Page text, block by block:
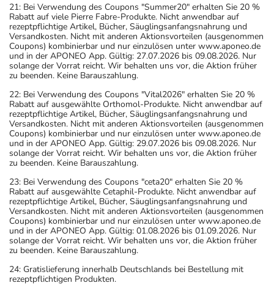
21: Bei Verwendung des Coupons "Summer20" erhalten Sie 20 %
Rabatt auf viele Pierre Fabre-Produkte. Nicht anwendbar auf
rezeptpflichtige Artikel, Bücher, Säuglingsanfangsnahrung und
Versandkosten. Nicht mit anderen Aktionsvorteilen (ausgenommen
Coupons) kombinierbar und nur einzulösen unter www.aponeo.de
und in der APONEO App. Gültig: 27.07.2026 bis 09.08.2026. Nur
solange der Vorrat reicht. Wir behalten uns vor, die Aktion früher
zu beenden. Keine Barauszahlung.
22: Bei Verwendung des Coupons "Vital2026" erhalten Sie 20 %
Rabatt auf ausgewählte Orthomol-Produkte. Nicht anwendbar auf
rezeptpflichtige Artikel, Bücher, Säuglingsanfangsnahrung und
Versandkosten. Nicht mit anderen Aktionsvorteilen (ausgenommen
Coupons) kombinierbar und nur einzulösen unter www.aponeo.de
und in der APONEO App. Gültig: 29.07.2026 bis 09.08.2026. Nur
solange der Vorrat reicht. Wir behalten uns vor, die Aktion früher
zu beenden. Keine Barauszahlung.
23: Bei Verwendung des Coupons "ceta20" erhalten Sie 20 %
Rabatt auf ausgewählte Cetaphil-Produkte. Nicht anwendbar auf
rezeptpflichtige Artikel, Bücher, Säuglingsanfangsnahrung und
Versandkosten. Nicht mit anderen Aktionsvorteilen (ausgenommen
Coupons) kombinierbar und nur einzulösen unter www.aponeo.de
und in der APONEO App. Gültig: 01.08.2026 bis 01.09.2026. Nur
solange der Vorrat reicht. Wir behalten uns vor, die Aktion früher
zu beenden. Keine Barauszahlung.
24: Gratislieferung innerhalb Deutschlands bei Bestellung mit
rezeptpflichtigen Produkten.